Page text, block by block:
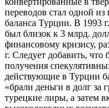
переводов стал одной
баланса Турции. В 1993
был близок к 3 млрд.
финансовому кризису,
г. Следует добавить, что
получения
действующие в Турции
«брали деньги в долг за
турецкие лиры, а затем